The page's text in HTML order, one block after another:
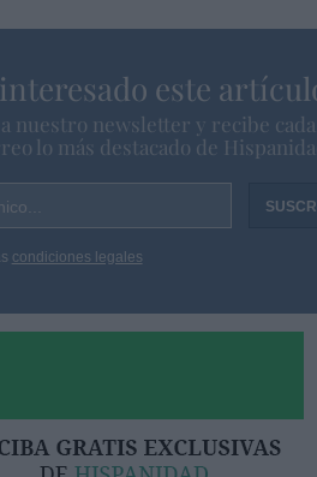
este
nuestro newsletter y recibe
lo más destacado de
condiciones legales